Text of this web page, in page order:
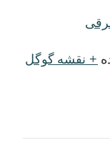
+ نقشه گوگل